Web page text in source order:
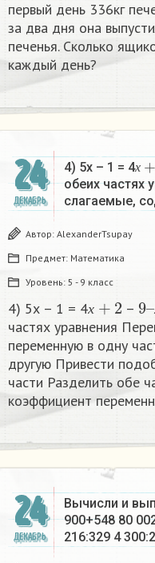
первый день 336кг
за два дня она
печенья. Сколько
каждый день?
24
ДЕКАБРЬ
4) 5х – 1 = 4х
х+
обеих частях
слагаемые,
Автор: AlexanderTsupay
Предмет: Математика
Уровень: 5 - 9 класс
4) 5х – 1 = 4х –
9х
частях уравнения
переменную в одну
другую Привести
части Разделить обе
коэффициент
24
ДЕКАБРЬ
Вычисли и
900+548 80
216:329 4